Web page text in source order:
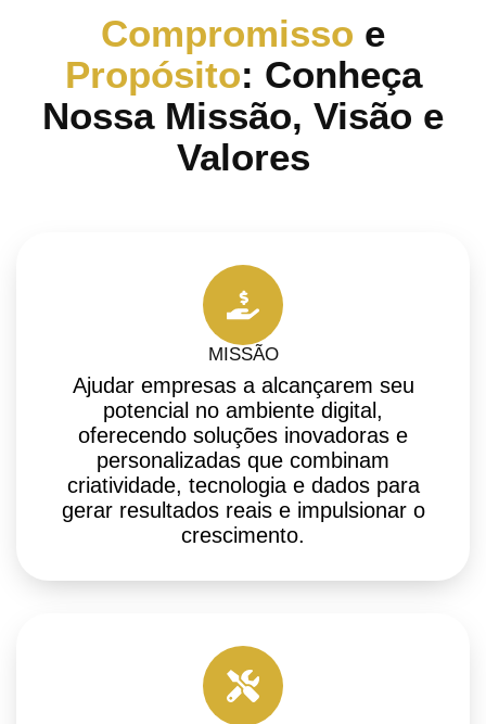
Compromisso e
Propósito: Conheça
Nossa Missão, Visão e
Valores
MISSÃO
Ajudar empresas a alcançarem seu
potencial no ambiente digital,
oferecendo soluções inovadoras e
personalizadas que combinam
criatividade, tecnologia e dados para
gerar resultados reais e impulsionar o
crescimento.